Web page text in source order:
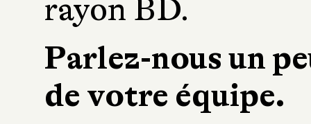
rayon BD.
Parlez-nous un
de votre équipe.